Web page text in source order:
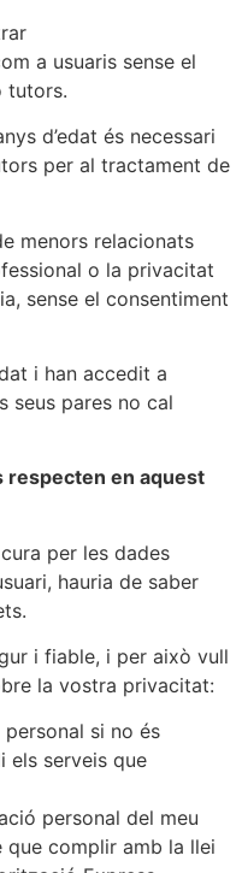
a usuaris sense el
tutors.
d’edat és necessari
per al tractament de
menors relacionats
o la privacitat
sense el consentiment
i han accedit a
seus pares no cal
respecten en aquest
per les dades
hauria de saber
i fiable, i per això vull
la vostra privacitat:
si no és
els serveis que
personal del meu
que complir amb la llei